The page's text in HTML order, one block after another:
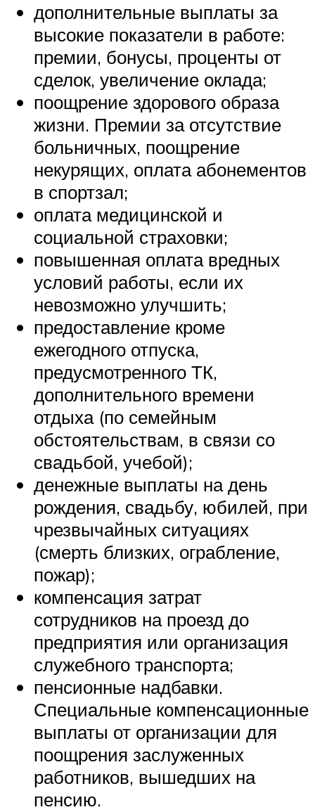
дополнительные выплаты за
высокие показатели в работе:
премии, бонусы, проценты от
сделок, увеличение оклада;
поощрение здорового образа
жизни. Премии за отсутствие
больничных, поощрение
некурящих, оплата абонементов
в спортзал;
оплата медицинской и
социальной страховки;
повышенная оплата вредных
условий работы, если их
невозможно улучшить;
предоставление кроме
ежегодного отпуска,
предусмотренного ТК,
дополнительного времени
отдыха (по семейным
обстоятельствам, в связи со
свадьбой, учебой);
денежные выплаты на день
рождения, свадьбу, юбилей, при
чрезвычайных ситуациях
(смерть близких, ограбление,
пожар);
компенсация затрат
сотрудников на проезд до
предприятия или организация
служебного транспорта;
пенсионные надбавки.
Специальные компенсационные
выплаты от организации для
поощрения заслуженных
работников, вышедших на
пенсию.